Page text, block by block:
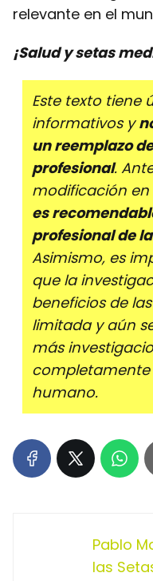
relevante en el
¡Salud y setas
Este texto tiene
informativos y
un reemplazo
profesional.
modificación en
es
profesional de
Asimismo, es
que la
beneficios de
limitada y aún
más
completamente
humano.
Pablo
las